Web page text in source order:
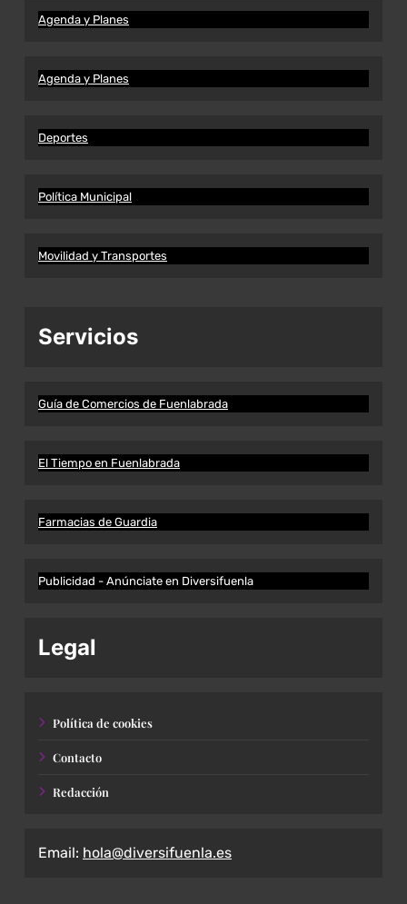
Agenda y Planes
Agenda y Planes
Deportes
Política Municipal
Movilidad y Transportes
Servicios
Guía de Comercios de Fuenlabrada
El Tiempo en Fuenlabrada
Farmacias de Guardia
Publicidad - Anúnciate en Diversifuenla
Legal
Política de cookies
Contacto
Redacción
Email: hola@diversifuenla.es